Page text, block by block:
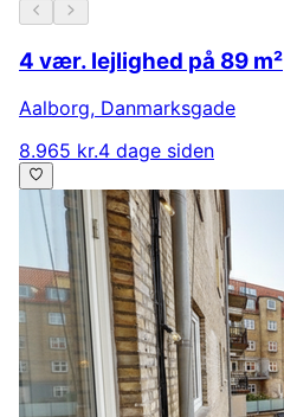
4 vær. lejlighed på 89 m²
Aalborg, Danmarksgade
8.965 kr.4 dage siden